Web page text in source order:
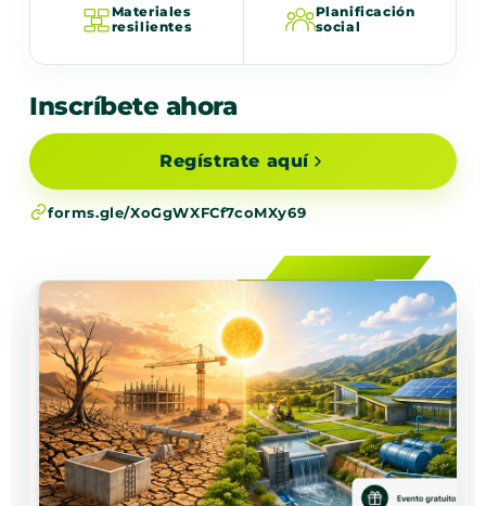
Materiales
resilientes
Planificación
social
Inscríbete ahora
Regístrate aquí
forms.gle/XoGgWXFCf7coMXy69